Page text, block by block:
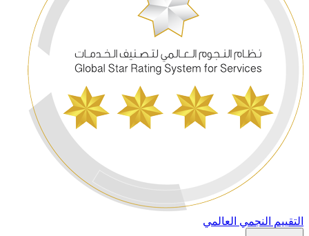
التقييم النجمي العالمي